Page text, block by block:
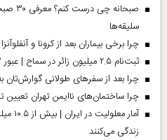
سلیقه‌ها
چرا برخی بیماران بعد از کرونا و
ثبت‌نام ۲.۵ میلیون زائر در سماح | عبور ۱.۷ میلیون نفر از مرز‌های اربعین
چرا بعد از سفرهای طولانی گوارش‌تان
چرا ساختمان‌های ناایمن تهران
آمار
زندگی می‌کنند